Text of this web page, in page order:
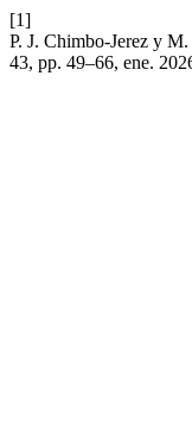
[1]
P. J. Chimbo-Jerez y
43, pp. 49–66, ene.